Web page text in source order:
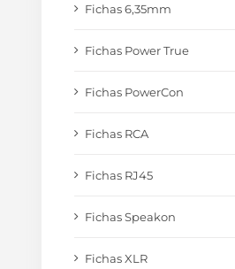
Fichas 6,35mm
Fichas Power True
Fichas PowerCon
Fichas RCA
Fichas RJ45
Fichas Speakon
Fichas XLR